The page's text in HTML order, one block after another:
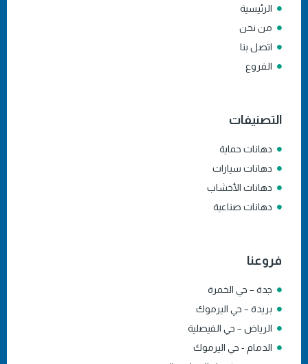
الرئيسية
من نحن
اتصل بنا
الفروع
التصنيفات
دهانات حماية
دهانات سيارات
دهانات الأخشاب
دهانات صناعية
فروعنا
جدة – حي الخمرة
بريدة – حي اليرموك
الرياض – حي الفيصلية
الدمام - حي اليرموك